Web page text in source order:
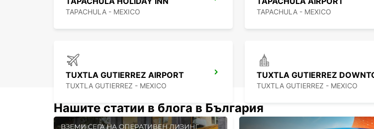
TAPACHULA - MEXICO TAPACHULA - MEXICO
TUXTLA GUTIERREZ AIRPORT
TUXTLA GUTIERREZ - MEXICO TUXTLA GUTIERREZ - MEXICO
Нашите статии в блога в България